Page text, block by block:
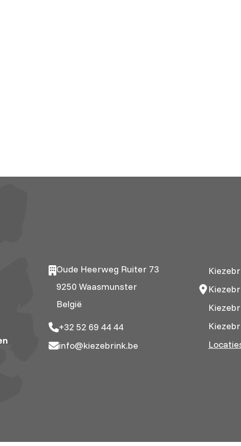
Oude Heerweg Ruiter 73
9250 Waasmunster
België
+32 52 69 44 44
info@kiezebrink.be